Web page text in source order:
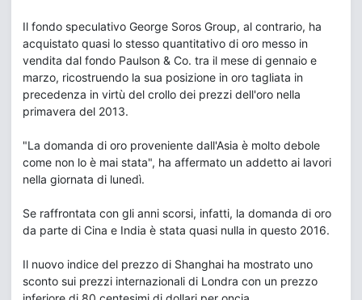
Il fondo speculativo George Soros Group, al contrario, ha
acquistato quasi lo stesso quantitativo di oro messo in
vendita dal fondo Paulson & Co. tra il mese di gennaio e
marzo, ricostruendo la sua posizione in oro tagliata in
precedenza in virtù del crollo dei prezzi dell'oro nella
primavera del 2013.
"La domanda di oro proveniente dall'Asia è molto debole
come non lo è mai stata", ha affermato un addetto ai lavori
nella giornata di lunedì.
Se raffrontata con gli anni scorsi, infatti, la domanda di oro
da parte di Cina e India è stata quasi nulla in questo 2016.
Il nuovo indice del prezzo di Shanghai ha mostrato uno
sconto sui prezzi internazionali di Londra con un prezzo